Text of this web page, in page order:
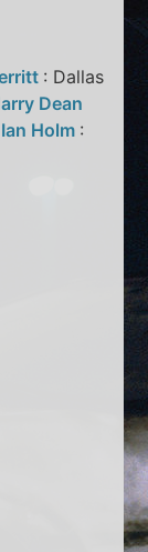
: Dallas
Dean
Ian Holm :